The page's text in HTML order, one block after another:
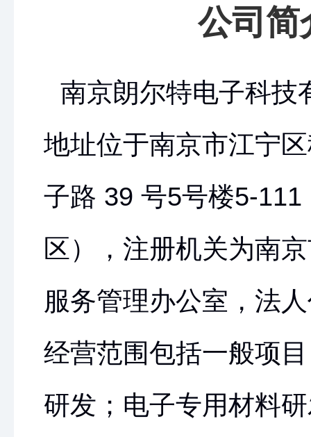
公司简
南京朗尔特电子科技
地址位于南京市江宁
子路 39 号5号楼5-111
区），注册机关为南
服务管理办公室，法
经营范围包括一般项
研发；电子专用材料